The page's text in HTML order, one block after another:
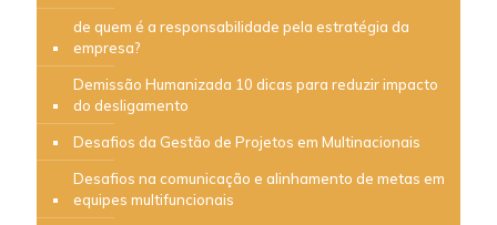
de quem é a responsabilidade pela estratégia da
empresa?
Demissão Humanizada 10 dicas para reduzir impacto
do desligamento
Desafios da Gestão de Projetos em Multinacionais
Desafios na comunicação e alinhamento de metas em
equipes multifuncionais